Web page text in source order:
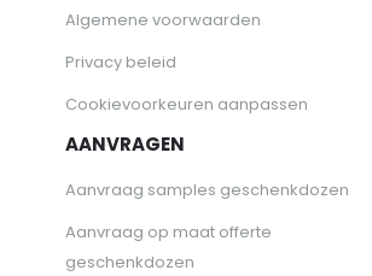
Algemene voorwaarden
Privacy beleid
Cookievoorkeuren aanpassen
AANVRAGEN
Aanvraag samples geschenkdozen
Aanvraag op maat offerte
geschenkdozen